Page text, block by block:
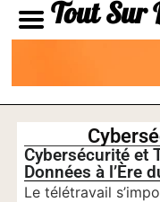
Tout Sur
Cybersécurité et
Données à l’Ère
Le télétravail